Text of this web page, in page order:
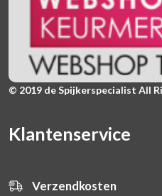
© 2019 de Spijkerspecialist All
Klantenservice
Verzendkosten